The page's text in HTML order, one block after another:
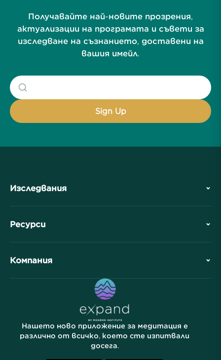
Получавайте най-новите прозрения,
актуализации на програмата и съвети за
изследване на съзнанието, доставени на
вашия имейл.
Изследвания
Обзор
Професионално подразделение
Статии
Ресурси
Партньорска програма
Компания
Локации
Често задавани въпроси
Нашето ново приложение за медитация е
различно от всичко, което сте изпитвали
досега.